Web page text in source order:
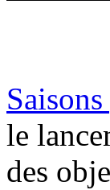
le
des